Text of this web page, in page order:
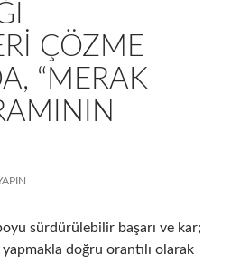
ÇÖZME
“MERAK
sürdürülebilir başarı ve kar;
doğru orantılı olarak